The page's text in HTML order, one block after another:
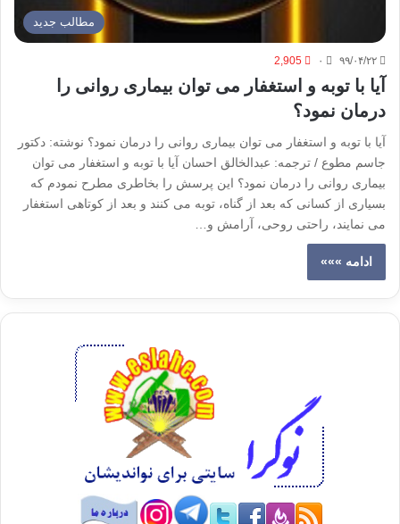
مطالب جدید
۹۹/۰۴/۲۲ ۰ 2,905
آیا با توبه و استغفار می توان بیماری روانی را
درمان نمود؟
آیا با توبه و استغفار می توان بیماری روانی را درمان نمود؟ نوشته: دکتور
جاسم مطوع / ترجمه: عبدالخالق احسان آیا با توبه و استغفار می توان
بیماری روانی را درمان نمود؟ این پرسش را بخاطری مطرح نمودم که
بسیاری از کسانی که بعد از گناه، توبه می کنند و بعد از کوتاهی استغفار
می نمایند، راحتی روحی، آرامش و…
ادامه »»»